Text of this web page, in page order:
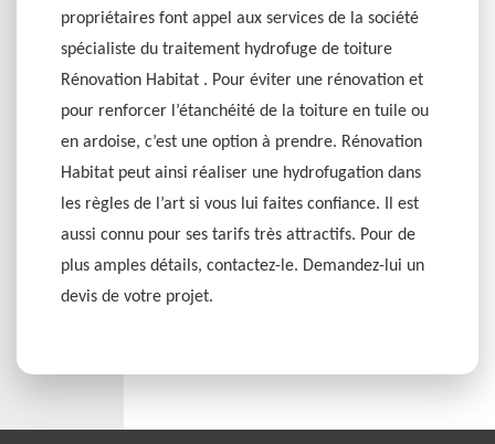
propriétaires font appel aux services de la société
spécialiste du traitement hydrofuge de toiture
Rénovation Habitat . Pour éviter une rénovation et
pour renforcer l’étanchéité de la toiture en tuile ou
en ardoise, c’est une option à prendre. Rénovation
Habitat peut ainsi réaliser une hydrofugation dans
les règles de l’art si vous lui faites confiance. Il est
aussi connu pour ses tarifs très attractifs. Pour de
plus amples détails, contactez-le. Demandez-lui un
devis de votre projet.